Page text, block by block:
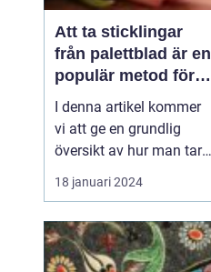
Att ta sticklingar
från palettblad är en
populär metod för
att föröka denna
vackra växt på ett
effektivt sätt
I denna artikel kommer
vi att ge en grundlig
översikt av hur man tar
sticklingar från
palettblad, presentera
och diskutera de
historiska för- och
18 januari 2024